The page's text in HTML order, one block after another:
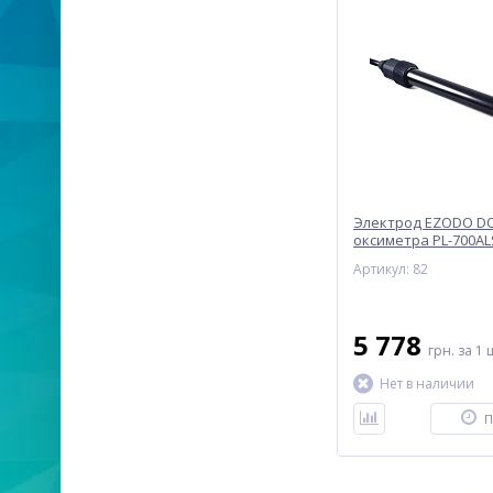
Электрод EZODO
оксиметра PL-
Артикул: 82
5 778 грн. за 1
Нет в наличии